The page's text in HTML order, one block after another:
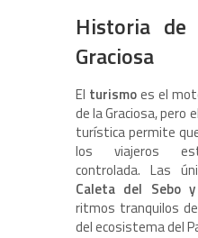
Historia
Graciosa
El turismoes el
de la Graciosa, pero
turística permite
los viajeros
controlada. Las
Caleta del Sebo
ritmos tranquilos
del ecosistema del